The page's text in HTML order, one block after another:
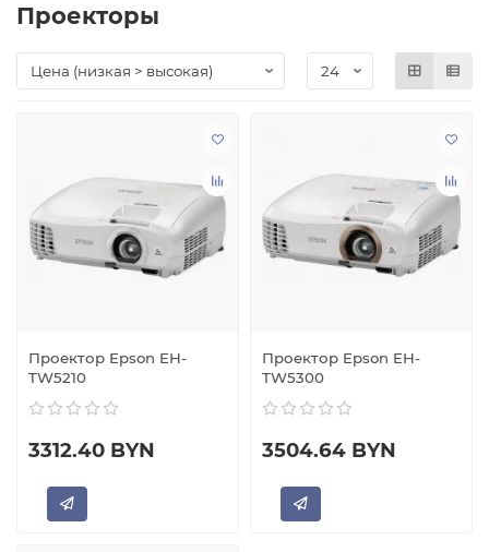
Проекторы
Проектор Epson EH-
TW5210
3312.40 BYN
Проектор Epson EH-
TW5300
3504.64 BYN